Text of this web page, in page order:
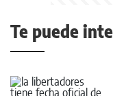
Te puede